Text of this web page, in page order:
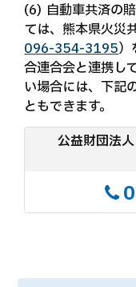
自動車共済の
ては、熊本県火災
096-354-3195）
合連合会と連携し
い場合には、下記
ともできます。
公益財団法